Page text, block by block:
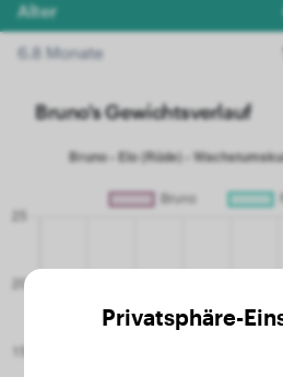
Alter
6.8 Monate
Bruno's Gewichtsverlauf
Privatsphäre-